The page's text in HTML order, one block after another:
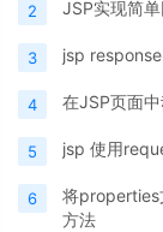
2 JSP实现简
3 jsp
4 在JSP页面
5 jsp 使用
6
将properties
方法